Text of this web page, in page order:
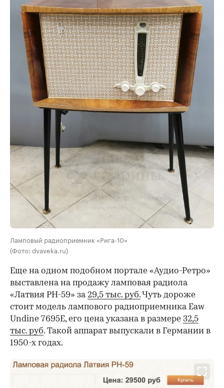
Ламповый радиоприемник «Рига-10»
(Фото: dvaveka.ru)
Еще на одном подобном портале «Аудио-Ретро»
выставлена на продажу ламповая радиола
«Латвия РН-59» за29,5 тыс. руб. Чуть дороже
стоит модель лампового радиоприемника Eaw
Undine 7695E, его цена указана в размере 32,5
тыс. руб. Такой аппарат выпускали в Германии в
1950-х годах.